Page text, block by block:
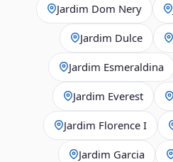
Jardim Dom Nery
Jardim Dulce
Jardim Esmeraldina
Jardim Everest
Jardim Florence I
Jardim Garcia